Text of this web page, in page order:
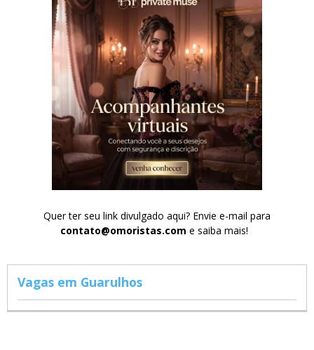
Quer ter seu link divulgado aqui? Envie e-mail para
contato@omoristas.com e saiba mais!
Vagas em Guarulhos